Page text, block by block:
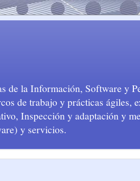
de la Información, Software y
de trabajo y prácticas
Inspección y adaptación y
y servicios.